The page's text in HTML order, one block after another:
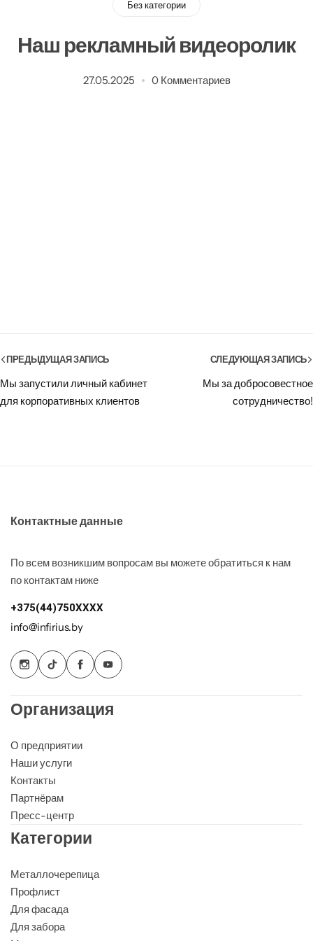
Без категории
Наш рекламный видеоролик
27.05.2025 0 Комментариев
ПРЕДЫДУЩАЯ ЗАПИСЬ
Мы запустили личный кабинет
для корпоративных клиентов
СЛЕДУЮЩАЯ ЗАПИСЬ
Мы за добросовестное
сотрудничество!
Контактные данные
По всем возникшим вопросам вы можете обратиться к нам
по контактам ниже
+375(44)750XXXX
info@infirius.by
Организация
О предприятии
Наши услуги
Контакты
Партнёрам
Пресс-центр
Категории
Металлочерепица
Профлист
Для фасада
Для забора
Металлопрокат